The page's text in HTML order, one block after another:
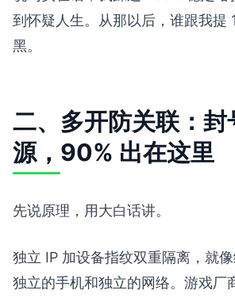
到怀疑人生。从那以后，谁跟我提
黑。
二、多开防关联：封
源，90% 出在这里
先说原理，用大白话讲。
独立 IP 加设备指纹双重隔离，就
独立的手机和独立的网络。游戏厂